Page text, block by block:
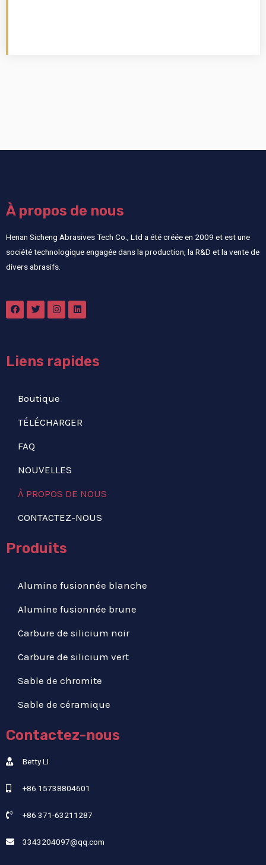
À propos de nous
Henan Sicheng Abrasives Tech Co., Ltd a été créée en 2009 et est une
société technologique engagée dans la production, la R&D et la vente de
divers abrasifs.
Liens rapides
Boutique
TÉLÉCHARGER
FAQ
NOUVELLES
À PROPOS DE NOUS
CONTACTEZ-NOUS
Produits
Alumine fusionnée blanche
Alumine fusionnée brune
Carbure de silicium noir
Carbure de silicium vert
Sable de chromite
Sable de céramique
Contactez-nous
Betty LI
+86 15738804601
+86 371-63211287
3343204097@qq.com